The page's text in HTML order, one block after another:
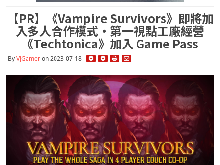
【PR】《Vampire Survivors》即將加
入多人合作模式・第一視點工廠經營
《Techtonica》加入 Game Pass
ByVJGameron 2023-07-18